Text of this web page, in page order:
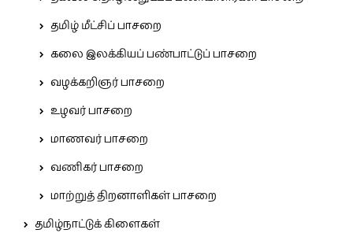
தமிழ் மீட்சிப் பாசறை
கலை இலக்கியப் பண்பாட்டுப் பாசறை
வழக்கறிஞர் பாசறை
உழவர் பாசறை
மாணவர் பாசறை
வணிகர் பாசறை
மாற்றுத் திறனாளிகள் பாசறை
தமிழ்நாட்டுக் கிளைகள்